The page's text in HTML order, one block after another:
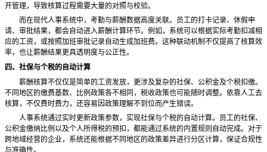
开管理，导致核算过程需要大量的对照与校验。
而在现代人事系统中，考勤与薪酬数据高度关联。员工的打卡记录、休假申
请、审批结果，都会自动进入薪酬计算环节。例如，系统可以根据实际考勤扣减相
应的工资，或按照加班审批记录自动生成加班费。这种联动机制不仅提高了核算效
率，也让薪酬结果更具透明度与公正性。
四、社保与个税的自动计算
薪酬核算不仅仅是简单的工资发放，更涉及复杂的社保、公积金及个税扣缴。
不同地区的缴费基数、比例政策各不相同，税收政策也可能随时调整。依靠人工去
核算，不仅费时费力，还容易因政策理解不到位而产生错误。
人事系统通过实时更新政策参数，实现社保与个税的自动计算。员工的社保、
公积金缴纳比例以及个人所得税的预扣，都能通过系统的内置规则自动完成。对于
跨地域经营的企业，系统还能根据不同地区的政策差异进行分区计算，保证合规性